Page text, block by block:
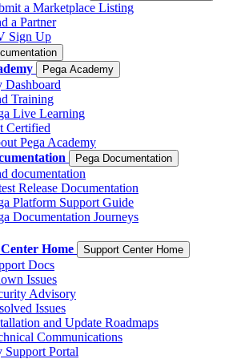
a Marketplace Listing
a Partner
Sign Up
Pega Academy
Dashboard
Training
Live Learning
Certified
Pega Academy
Pega Documentation
documentation
Release Documentation
Platform Support Guide
Documentation Journeys
Home Support Center Home
Docs
Issues
Advisory
Issues
and Update Roadmaps
Communications
Support Portal